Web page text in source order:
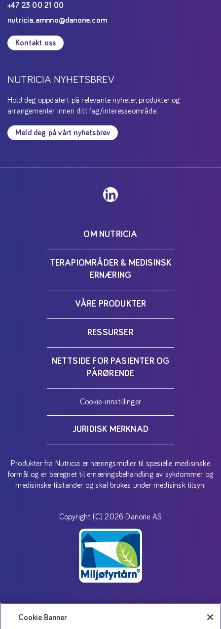
+47 23 00 21 00
nutricia.amnno@danone.com
Kontakt oss
NUTRICIA NYHETSBREV
Hold deg oppdatert på relevante nyheter, produkter og
arrangementer innen ditt fag/interesseområde.
Meld deg på vårt nyhetsbrev
OM NUTRICIA
TERAPIOMRÅDER & MEDISINSK
ERNÆRING
VÅRE PRODUKTER
RESSURSER
NETTSIDE FOR PASIENTER OG
PÅRØRENDE
Cookie-innstillinger
JURIDISK MERKNAD
Produkter fra Nutricia er næringsmidler til spesielle medisinske
formål og er beregnet til ernæringsbehandling av sykdommer og
medisinske tilstander og skal brukes under medisinsk tilsyn.
Copyright (C) 2026 Danone AS
Cookie Banner